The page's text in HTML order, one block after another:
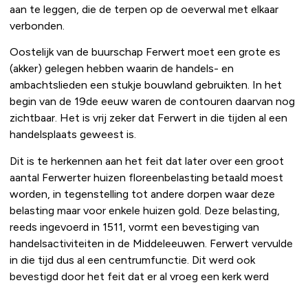
aan te leggen, die de terpen op de oeverwal met elkaar
verbonden.
Oostelijk van de buurschap Ferwert moet een grote es
(akker) gelegen hebben waarin de handels- en
ambachtslieden een stukje bouwland gebruikten. In het
begin van de 19de eeuw waren de contouren daarvan nog
zichtbaar. Het is vrij zeker dat Ferwert in die tijden al een
handelsplaats geweest is.
Dit is te herkennen aan het feit dat later over een groot
aantal Ferwerter huizen floreenbelasting betaald moest
worden, in tegenstelling tot andere dorpen waar deze
belasting maar voor enkele huizen gold. Deze belasting,
reeds ingevoerd in 1511, vormt een bevestiging van
handelsactiviteiten in de Middeleeuwen. Ferwert vervulde
in die tijd dus al een centrumfunctie. Dit werd ook
bevestigd door het feit dat er al vroeg een kerk werd